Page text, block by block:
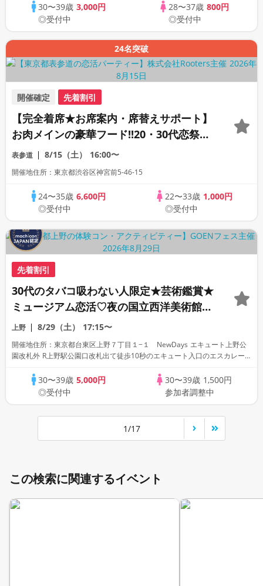
30〜39歳3,000円
◎受付中
28〜37歳 800円
◎受付中
24名突破
開催確定 先着割引
【完全着席★お席案内・席替えサポート】
お肉メインの豪華フード!!20・30代恋祭り
★お盆休みの恋活大作戦!!!
表参道 8/15（土） 16:00〜
開催地住所：東京都渋谷区神宮前5-46-15
24〜35歳6,600円
◎受付中
22〜33歳 1,000円
◎受付中
先着割引
30代のタバコ吸わない人限定★芸術鑑賞★
ミュージアム恋活♡夜の国立西洋美術館
★1対1男女ペアトークタイム付き★別途入
場料500円
上野 8/29（土） 17:15〜
開催地住所：東京都台東区上野７丁目１−１ NewDays エキュート上野公
園改札外 R上野駅公園口改札出て徒歩10秒のエキュート入口のエスカレー
30〜39歳5,000円
◎受付中
30〜39歳 1,500円
参加者調整中
1/17
この検索に関連するイベント